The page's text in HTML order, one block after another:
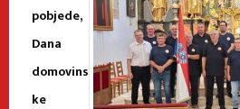
pobjede,
Dana
domovins
ke